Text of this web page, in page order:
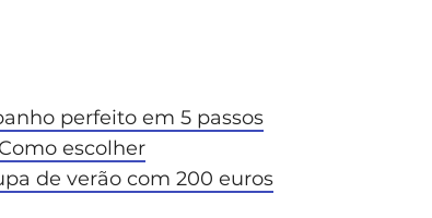
perfeito em 5 passos
escolher
de verão com 200 euros